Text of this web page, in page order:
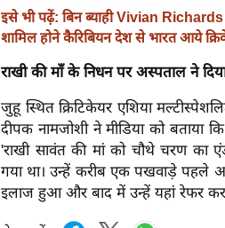
इसे भी पढ़ें: बिन ब्याही Vivian Richards
शामिल होने कैरिबियन देश से भारत आये
राखी की माँ के निधन पर अस्पताल ने
जुहू स्थित क्रिटिकेयर एशिया
दीपक नामजोशी ने मीडिया को बताया
'राखी सावंत की मां को चौथे चरण
गया था। उन्हें करीब एक पखवाड़े पहले
इलाज हुआ और बाद में उन्हें यहां रेफर कर